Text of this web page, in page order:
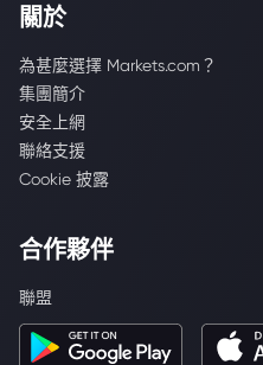
關於
為甚麼選擇 Markets.com？
集團簡介
安全上網
聯絡支援
Cookie 披露
合作夥伴
聯盟